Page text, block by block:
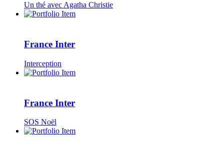
Un thé avec Agatha Christie
France Inter
Interception
France Inter
SOS Noël